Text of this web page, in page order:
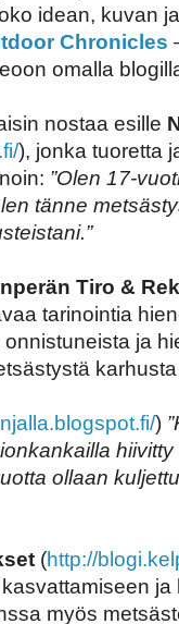
idean, kuvan
Chronicles
omalla
nostaa esille
), jonka tuoretta
”Olen 17-
tänne
Tiro &
tarinointia
ja
)
ollaan
(http://
myös